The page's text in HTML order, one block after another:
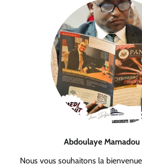
Abdoulaye Mamadou
Nous vous souhaitons la